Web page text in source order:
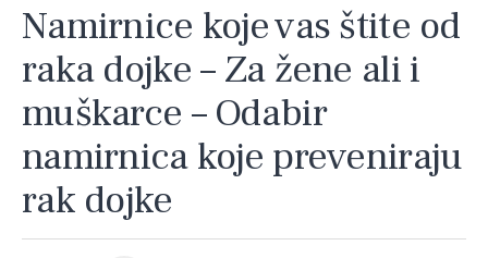
Namirnice koje vas štite od
raka dojke – Za žene ali i
muškarce – Odabir
namirnica koje preveniraju
rak dojke